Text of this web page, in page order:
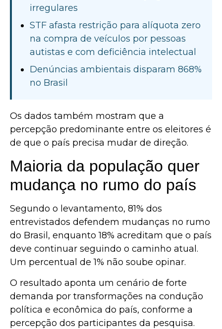
irregulares
STF afasta restrição para alíquota zero
na compra de veículos por pessoas
autistas e com deficiência intelectual
Denúncias ambientais disparam 868%
no Brasil
Os dados também mostram que a
percepção predominante entre os eleitores é
de que o país precisa mudar de direção.
Maioria da população quer
mudança no rumo do país
Segundo o levantamento, 81% dos
entrevistados defendem mudanças no rumo
do Brasil, enquanto 18% acreditam que o país
deve continuar seguindo o caminho atual.
Um percentual de 1% não soube opinar.
O resultado aponta um cenário de forte
demanda por transformações na condução
política e econômica do país, conforme a
percepção dos participantes da pesquisa.